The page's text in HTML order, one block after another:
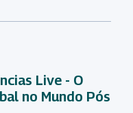
Live - O
no Mundo Pós